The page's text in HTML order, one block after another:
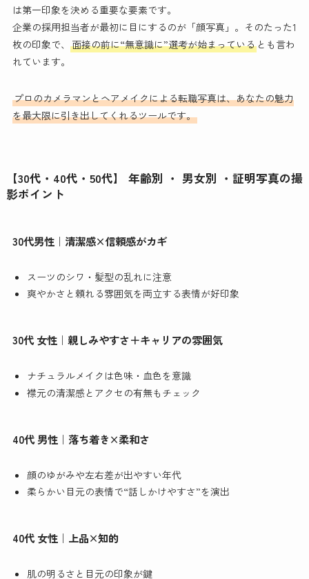
は第一印象を決める重要な要素です。
企業の採用担当者が最初に目にするのが「顔写真」。そのたった1
枚の印象で、 面接の前に“無意識に”選考が始まっているとも言わ
れています。
プロのカメラマンとヘアメイクによる転職写真は、あなたの魅力
を最大限に引き出してくれるツールです。
【30代・40代・50代】 年齢別 ・ 男女別 ・証明写真の撮
影ポイント
30代男性｜清潔感×信頼感がカギ
スーツのシワ・髪型の乱れに注意
爽やかさと頼れる雰囲気を両立する表情が好印象
30代 女性｜親しみやすさ＋キャリアの雰囲気
ナチュラルメイクは色味・血色を意識
襟元の清潔感とアクセの有無もチェック
40代 男性｜落ち着き×柔和さ
顔のゆがみや左右差が出やすい年代
柔らかい目元の表情で“話しかけやすさ”を演出
40代 女性｜上品×知的
肌の明るさと目元の印象が鍵